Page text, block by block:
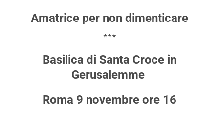
Amatrice per non dimenticare
***
Basilica di Santa Croce in
Gerusalemme
Roma 9 novembre ore 16